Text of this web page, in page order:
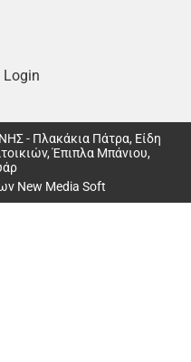
Login
- Πλακάκια Πάτρα, Είδη
Έπιπλα Μπάνιου,
New Media Soft